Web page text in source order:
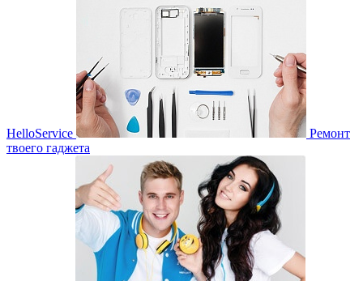
HelloService
Ремонт
твоего гаджета